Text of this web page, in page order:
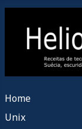
Home
Unix